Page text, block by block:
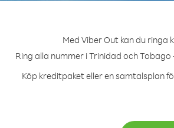
Med Viber Out kan du
Ring alla nummer i Trinidad och
Köp kreditpaket eller en samtalsplan